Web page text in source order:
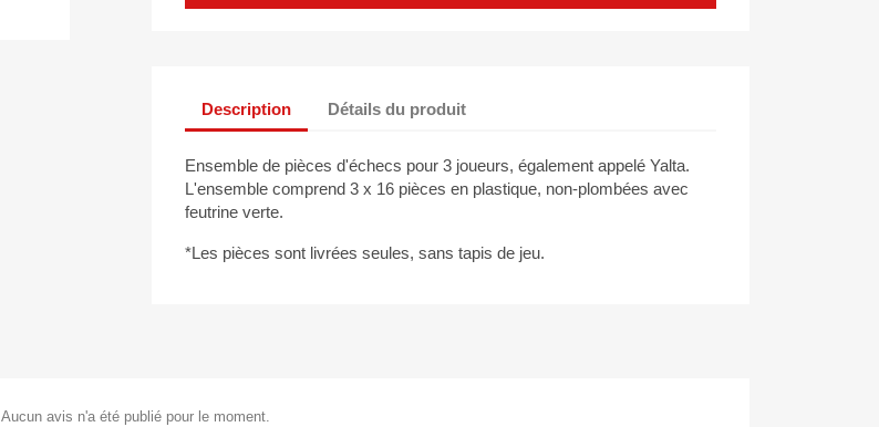
Description Détails du produit
Ensemble de pièces d'échecs pour 3 joueurs, également appelé Yalta.
L'ensemble comprend 3 x 16 pièces en plastique, non-plombées avec
feutrine verte.
*Les pièces sont livrées seules, sans tapis de jeu.
Aucun avis n'a été publié pour le moment.